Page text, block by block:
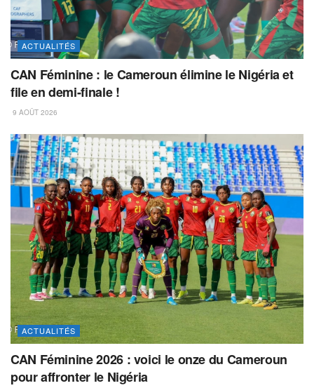
ACTUALITÉS
CAN Féminine : le Cameroun élimine le Nigéria et
file en demi-finale !
9 AOÛT 2026
ACTUALITÉS
CAN Féminine 2026 : voici le onze du Cameroun
pour affronter le Nigéria